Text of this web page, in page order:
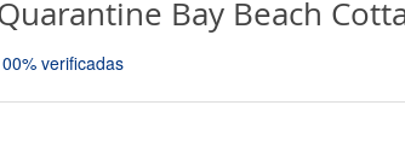
Bay Beach
verificadas